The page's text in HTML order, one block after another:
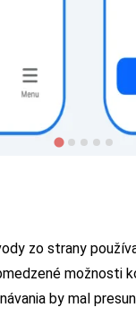
zo strany
možnosti
by mal